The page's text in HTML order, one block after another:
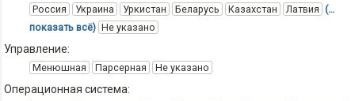
Россия Украина Уркистан Беларусь Казахстан Латвия (…
показать всё) Не указано
Управление:
Менюшная Парсерная Не указано
Операционная система: